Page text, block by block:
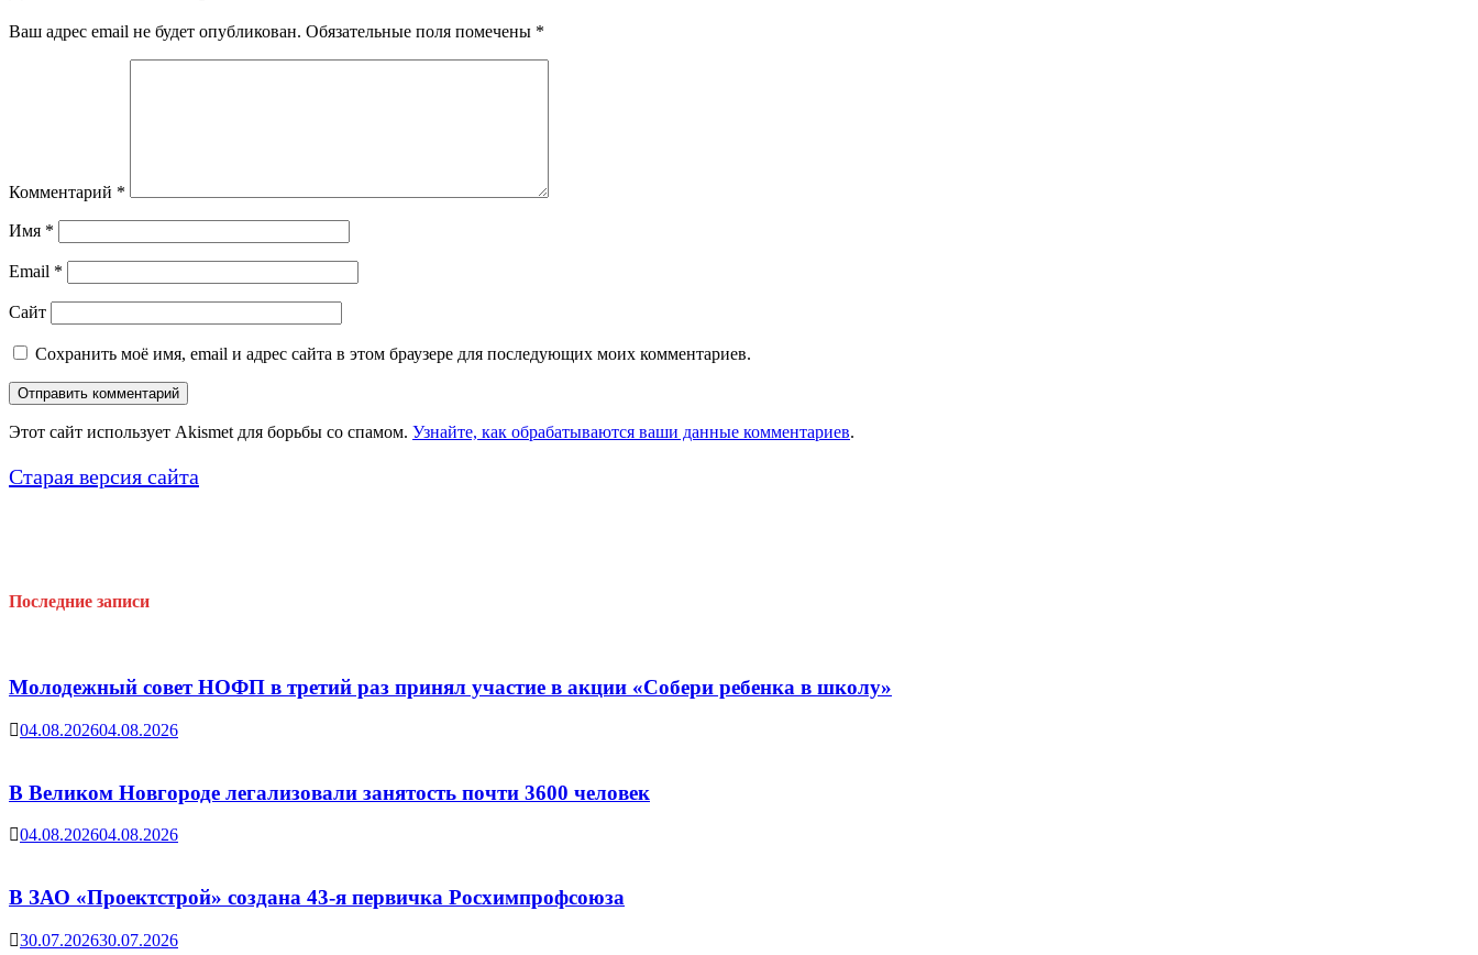
Ваш адрес email не будет опубликован. Обязательные поля помечены *
Комментарий *
Имя *
Email *
Сайт
Сохранить моё имя, email и адрес сайта в этом браузере для последующих моих комментариев.
Этот сайт использует Akismet для борьбы со спамом. Узнайте, как обрабатываются ваши данные комментариев.
Старая версия сайта
Последние записи
Молодежный совет НОФП в третий раз принял участие в акции «Собери ребенка в школу»
04.08.202604.08.2026
В Великом Новгороде легализовали занятость почти 3600 человек
04.08.202604.08.2026
В ЗАО «Проектстрой» создана 43-я первичка Росхимпрофсоюза
30.07.202630.07.2026